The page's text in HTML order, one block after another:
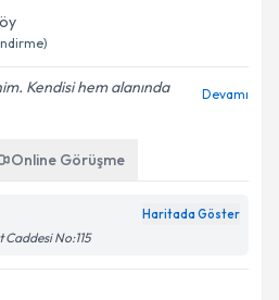
Kendisi hem alanında
Devamı
Online Görüşme
Haritada Göster
No:115